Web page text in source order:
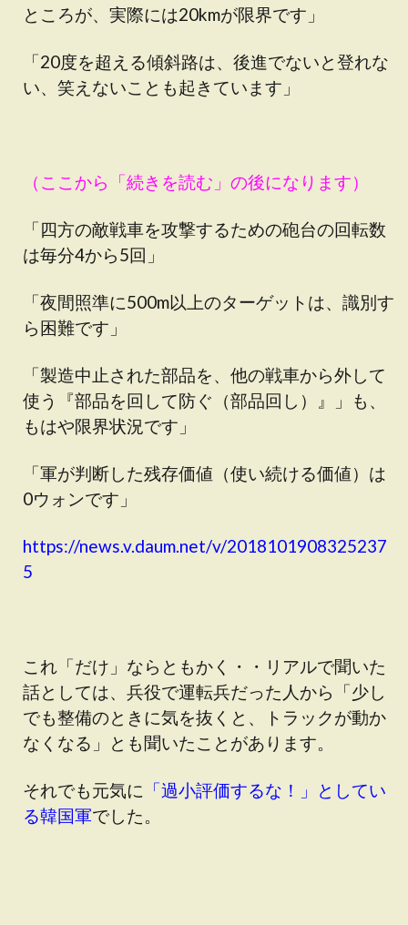
ところが、実際には20kmが限界です」
「20度を超える傾斜路は、後進でないと登れな
い、笑えないことも起きています」
（ここから「続きを読む」の後になります）
「四方の敵戦車を攻撃するための砲台の回転数
は毎分4から5回」
「夜間照準に500m以上のターゲットは、識別す
ら困難です」
「製造中止された部品を、他の戦車から外して
使う『部品を回して防ぐ（部品回し）』」も、
もはや限界状況です」
「軍が判断した残存価値（使い続ける価値）は
0ウォンです」
https://news.v.daum.net/v/2018101908325237
5
これ「だけ」ならともかく・・リアルで聞いた
話としては、兵役で運転兵だった人から「少し
でも整備のときに気を抜くと、トラックが動か
なくなる」とも聞いたことがあります。
それでも元気に 「過小評価するな！」としてい
る韓国軍でした。